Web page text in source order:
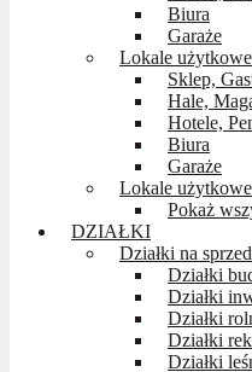
Biura
Garaże
Lokale
Sklep,
Hale,
Hotele,
Biura
Garaże
Lokale
Pokaż
DZIAŁKI
Działki na
Działki
Działki
Działki
Działki
Działki